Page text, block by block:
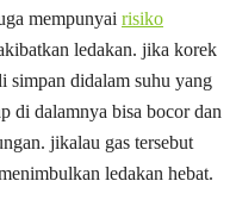
mempunyai risiko
ledakan. jika korek
simpan didalam suhu yang
di dalamnya bisa bocor dan
jikalau gas tersebut
ledakan hebat.